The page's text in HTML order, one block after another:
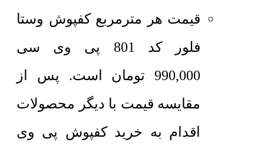
قیمت هر مترمربع کفپوش وستا
فلور کد 801 پی وی سی
990,000
تومان است. پس از
مقایسه قیمت با دیگر محصولات
اقدام به خرید کفپوش پی وی